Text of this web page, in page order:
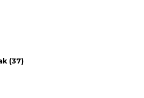
(37)